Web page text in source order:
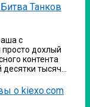
Танков
с
дохлый
контента
тысяч…
о kiexo.com